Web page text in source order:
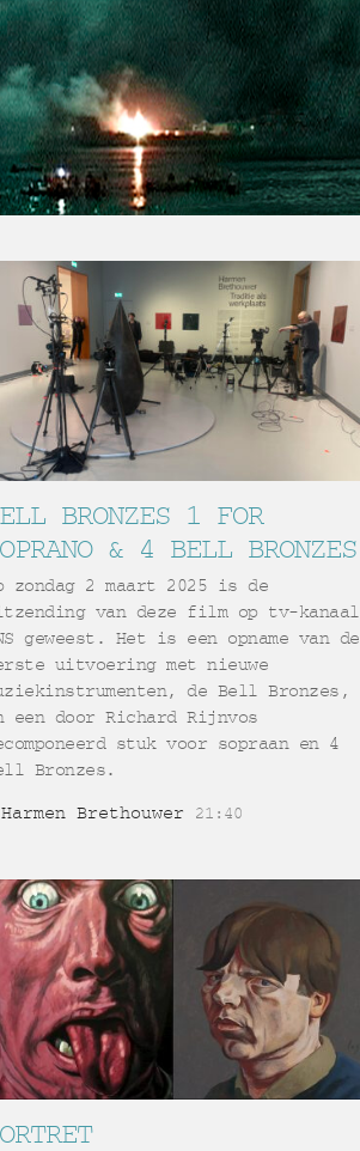
BRONZES 1 FOR
& 4 BELL BRONZES
zondag 2 maart 2025 is de
van deze film op tv-kanaal
geweest. Het is een opname van de
uitvoering met nieuwe
de Bell Bronzes,
een door Richard Rijnvos
stuk voor sopraan en 4
Bronzes.
Harmen Brethouwer 21:40